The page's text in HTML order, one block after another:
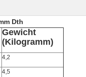
Dth
Gewicht
(Kilogramm)
4,2
4,5